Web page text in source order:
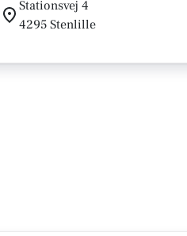
Stationsvej 4
4295 Stenlille